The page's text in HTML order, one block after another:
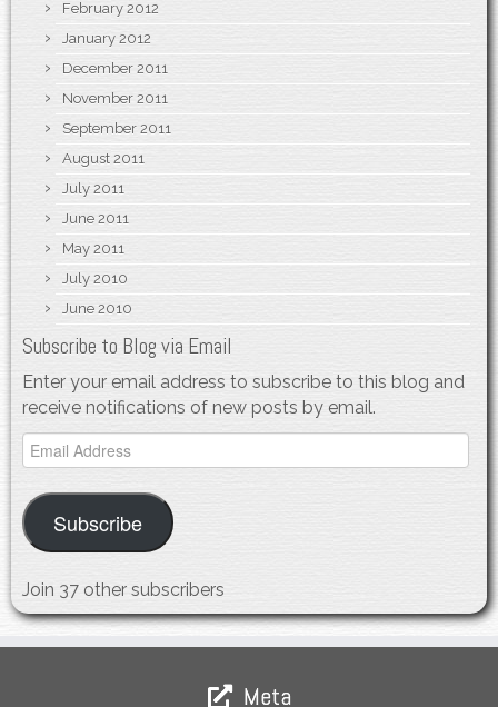
February 2012
January 2012
December 2011
November 2011
September 2011
August 2011
July 2011
June 2011
May 2011
July 2010
June 2010
Subscribe to Blog via Email
Enter your email address to subscribe to this blog and
receive notifications of new posts by email.
Email
Address
Subscribe
Join 37 other subscribers
Meta